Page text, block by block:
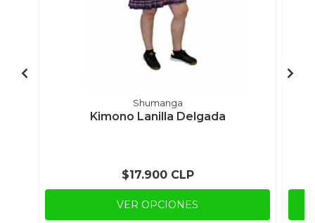
Shumanga
Kimono Lanilla Delgada
$17.900 CLP
VER OPCIONES